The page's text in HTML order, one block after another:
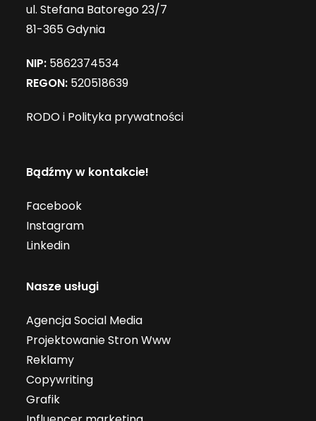
ul. Stefana Batorego 23/7
81-365 Gdynia
NIP: 5862374534
REGON: 520518639
RODO i Polityka prywatności
Bądźmy w kontakcie!
Facebook
Instagram
Linkedin
Nasze usługi
Agencja Social Media
Projektowanie Stron Www
Reklamy
Copywriting
Grafik